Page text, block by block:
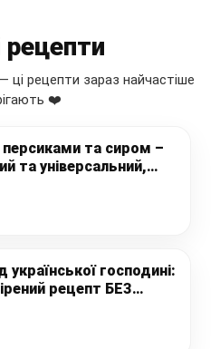
рецепти зараз найчастіше
❤️
та сиром –
та універсальний,
брати вишню чи
української господині:
рецепт БЕЗ